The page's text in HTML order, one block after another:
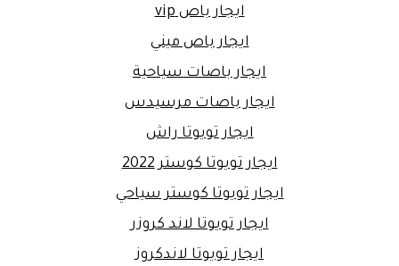
ايجار باص vip
ايجار باص ميني
ايجار باصات سياحية
ايجار باصات مرسيدس
ايجار تويوتا راش
ايجار تويوتا كوستر 2022
ايجار تويوتا كوستر سياحي
ايجار تويوتا لاند كروزر
ايجار تويوتا لاندكروز